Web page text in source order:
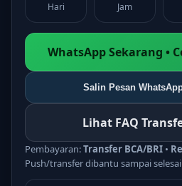
Hari Jam
WhatsApp Sekarang •
Salin Pesan
Lihat FAQ
Pembayaran:Transfer BCA/BRI •
Push/transfer dibantu sampai